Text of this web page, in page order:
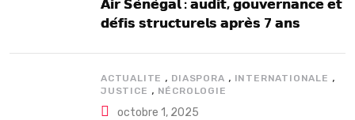
𝗔𝗶𝗿 𝗦𝗲́𝗻𝗲́𝗴𝗮𝗹 : 𝗮𝘂𝗱𝗶𝘁, 𝗴𝗼𝘂𝘃𝗲𝗿𝗻𝗮𝗻𝗰𝗲 𝗲𝘁
𝗱𝗲́𝗳𝗶𝘀 𝘀𝘁𝗿𝘂𝗰𝘁𝘂𝗿𝗲𝗹𝘀 𝗮𝗽𝗿𝗲̀𝘀 7 𝗮𝗻𝘀
ACTUALITE , DIASPORA , INTERNATIONALE ,
JUSTICE , NÉCROLOGIE
octobre 1, 2025